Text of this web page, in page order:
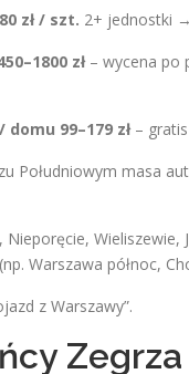
zł / szt. 2+ jednostki
zł– wycena po
domu 99–179 zł– gratis
Południowym masa
Wieliszewie,
Warszawa północ,
z Warszawy”.